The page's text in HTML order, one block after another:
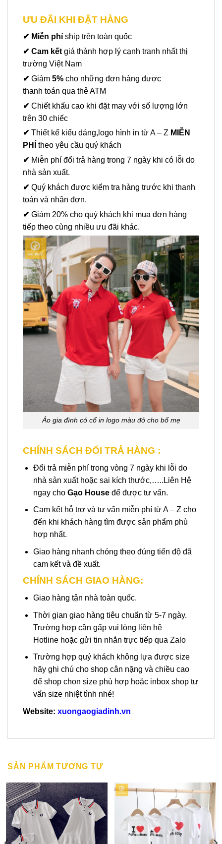
ƯU ĐÃI KHI ĐẶT HÀNG
✔ Miễn phí ship trên toàn quốc
✔ Cam kết giá thành hợp lý cạnh tranh nhất thị
trường Việt Nam
✔ Giảm 5% cho những đơn hàng được
thanh toán qua thẻ ATM
✔ Chiết khấu cao khi đặt may với số lượng lớn
trên 30 chiếc
✔ Thiết kế kiểu dáng,logo hình in từ A – Z MIỄN
PHÍ theo yêu cầu quý khách
✔ Miễn phí đổi trả hàng trong 7 ngày khi có lỗi do
nhà sản xuất.
✔ Quý khách được kiểm tra hàng trước khi thanh
toán và nhận đơn.
✔ Giảm 20% cho quý khách khi mua đơn hàng
tiếp theo cùng nhiều ưu đãi khác.
Áo gia đình có cổ in logo màu đỏ cho bố mẹ
CHÍNH SÁCH ĐỔI TRẢ HÀNG :
Đổi trả miễn phí trong vòng 7 ngày khi lỗi do
nhà sản xuất hoặc sai kích thước,…..Liên Hệ
ngay cho Gạo Houseđể được tư vấn.
Cam kết hỗ trợ và tư vấn miễn phí từ A – Z cho
đến khi khách hàng tìm được sản phẩm phù
hợp nhất.
Giao hàng nhanh chóng theo đúng tiến độ đã
cam kết và đề xuất.
CHÍNH SÁCH GIAO HÀNG:
Giao hàng tận nhà toàn quốc.
Thời gian giao hàng tiêu chuẩn từ 5-7 ngày.
Trường hợp cần gấp vui lòng liên hệ
Hotline hoặc gửi tin nhắn trực tiếp qua Zalo
Trường hợp quý khách không lựa được size
hãy ghi chú cho shop cân nặng và chiều cao
để shop chọn size phù hợp hoặc inbox shop tư
vấn size nhiệt tình nhé!
Website: xuongaogiadinh.vn
SẢN PHẨM TƯƠNG TỰ